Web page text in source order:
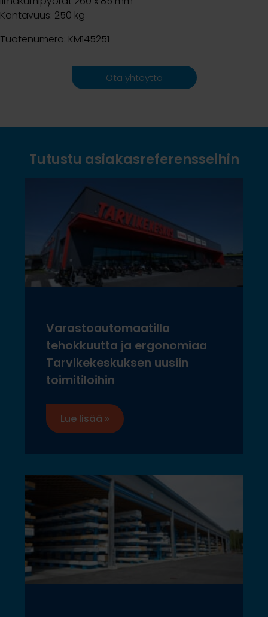
Kantavuus: 250 kg
Tuotenumero: KM145251
Ota yhteyttä
Tutustu asiakasreferensseihin
Varastoautomaatilla
tehokkuutta ja ergonomiaa
Tarvikekeskuksen uusiin
toimitiloihin
Lue lisää »